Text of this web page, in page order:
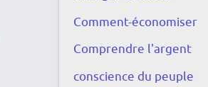
Comment-économiser
Comprendre l'argent
conscience du peuple